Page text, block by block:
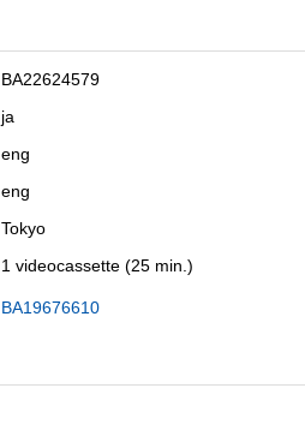
BA22624579
ja
eng
eng
Tokyo
1 videocassette (25 min.)
BA19676610